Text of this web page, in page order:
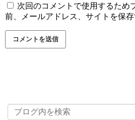
次回のコメントで使用するため
前、メールアドレス、サイトを保存